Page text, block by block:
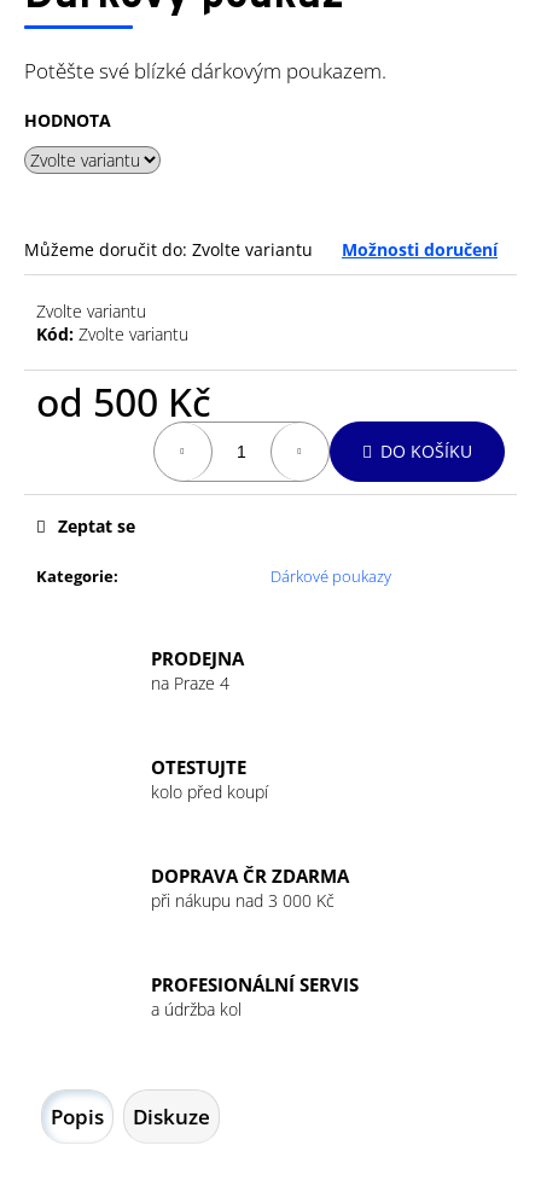
0,0
5
Potěšte své blízké dárkovým poukazem.
HODNOTA
Můžeme doručit do: Zvolte variantu Možnosti doručení
Zvolte variantu
Kód: Zvolte variantu
od 500 Kč
DO KOŠÍKU
Kategorie: Dárkové poukazy
Zeptat se
PRODEJNA
na Praze 4
OTESTUJTE
kolo před koupí
DOPRAVA ČR ZDARMA
při nákupu nad 3 000 Kč
PROFESIONÁLNÍ SERVIS
a údržba kol
Popis Diskuze
a
j
t
?
HLEDAT
r
u
u